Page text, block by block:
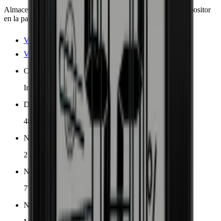
Almacena 77 botellas en 2 zonas con un elegante estante expositor
en la parte inferior del armario.
Ver detalles del producto
Ver especificaciones
Colocación
Independiente
Dimensiones (AnxAlxP cm)
48 x 127 x 57.5 cm
Número de zonas de enfriamiento
2 zonas
Número de botellas (Burdeos, máx)
77
Nivel de ruido